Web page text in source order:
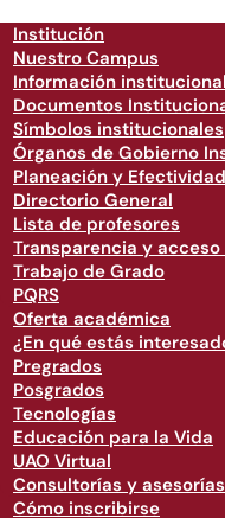
Institución
Nuestro Campus
Información institucional
Documentos
Símbolos institucionales
Órganos de Gobierno
Planeación y
Directorio General
Lista de profesores
Transparencia y
Trabajo de Grado
PQRS
Oferta académica
¿En qué estás
Pregrados
Posgrados
Tecnologías
Educación para la Vida
UAO Virtual
Consultorías y
Cómo inscribirse